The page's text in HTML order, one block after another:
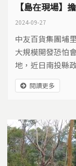
【島在現場】
2024-09-27
中友百貨集團埔
大規模開發恐怕
地，近日南投縣
(旅館)開發案」環
評資料多處未如
環評資料多處未
召開記者會，​要
閱讀更多